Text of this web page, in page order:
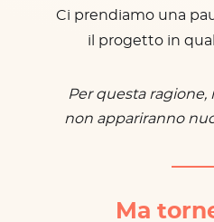
Ci prendiamo una
il progetto in
Per questa
non appariranno
Ma